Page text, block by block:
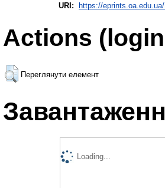
URI: https://
Actions
Переглянути елемент
Loading...